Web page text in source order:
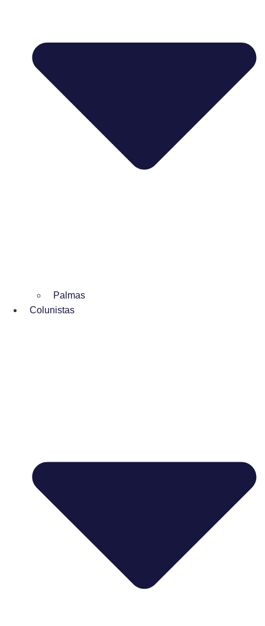
Palmas
Colunistas